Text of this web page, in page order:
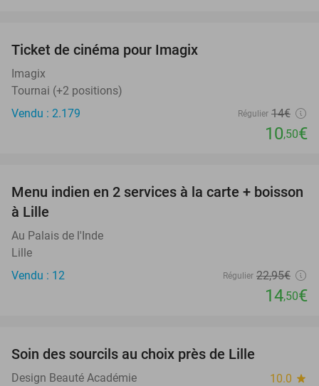
Ticket de cinéma pour Imagix
Imagix
Tournai (+2 positions)
Vendu : 2.179
Régulier 14€
10,50€
37%
Menu indien en 2 services à la carte + boisson
à Lille
Au Palais de l'Inde
Lille
Vendu : 12
Régulier 22,95€
14,50€
Soin des sourcils au choix près de Lille
Design Beauté Académie 10.0 star